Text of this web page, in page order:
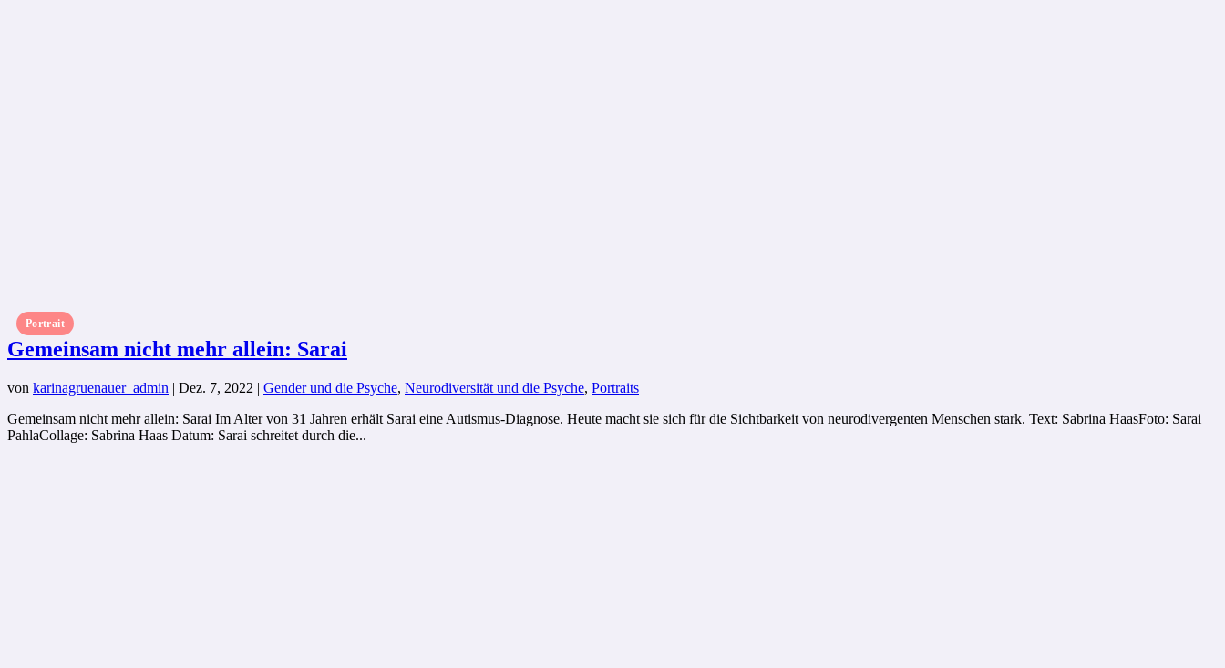
Portrait
Gemeinsam nicht mehr allein: Sarai
von karinagruenauer_admin | Dez. 7, 2022 | Gender und die Psyche, Neurodiversität und die Psyche, Portraits
Gemeinsam nicht mehr allein: Sarai Im Alter von 31 Jahren erhält Sarai eine Autismus-Diagnose. Heute macht sie sich für die Sichtbarkeit von neurodivergenten Menschen stark. Text: Sabrina HaasFoto: Sarai
PahlaCollage: Sabrina Haas Datum: Sarai schreitet durch die...